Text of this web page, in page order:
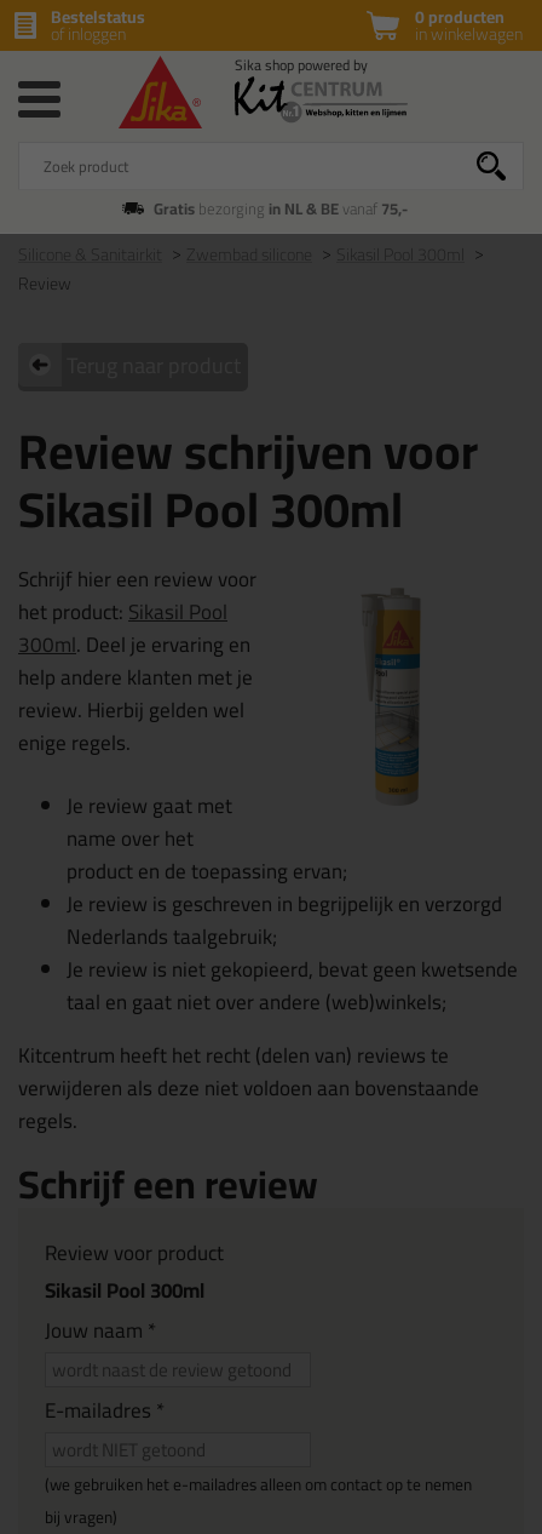
0 producten
in winkelwagen
Bestelstatus
of inloggen
Gratisbezorging in NL & BEvanaf75,-
Zwembad silicone
Review
Review schrijven voor
Sikasil Pool 300ml
Schrijf hier een review voor
het product:Sikasil Pool
300ml. Deel je ervaring en
help andere klanten met je
review. Hierbij gelden wel
enige regels.
Je review gaat met
name over het
product en de toepassing ervan;
Je review is geschreven in begrijpelijk en verzorgd
Nederlands taalgebruik;
Je review is niet gekopieerd, bevat geen kwetsende
taal en gaat niet over andere (web)winkels;
Kitcentrum heeft het recht (delen van) reviews te
verwijderen als deze niet voldoen aan bovenstaande
regels.
Schrijf een review
Review voor product
Sikasil Pool 300ml
Jouw naam *
E-mailadres *
(we gebruiken het e-mailadres alleen om contact op te nemen
bij vragen)